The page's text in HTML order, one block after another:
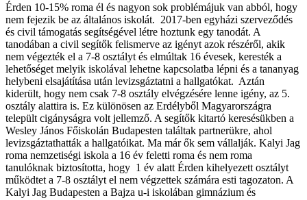
Érden 10-15% roma él és nagyon sok problémájuk van abból, hogy
nem fejezik be az általános iskolát. 2017-ben egyházi szerveződés
és civil támogatás segítségével létre hoztunk egy tanodát. A
tanodában a civil segítők felismerve az igényt azok részéről, akik
nem végezték el a 7-8 osztályt és elmúltak 16 évesek, keresték a
lehetőséget melyik iskolával lehetne kapcsolatba lépni és a tananyag
helybeni elsajátítása után levizsgáztatni a hallgatókat. Aztán
kiderült, hogy nem csak 7-8 osztály elvégzésére lenne igény, az 5.
osztály alattira is. Ez különösen az Erdélyből Magyarországra
települt cigányságra volt jellemző. A segítők kitartó keresésükben a
Wesley János Főiskolán Budapesten találtak partnerükre, ahol
levizsgáztathatták a hallgatóikat. Ma már ők sem vállalják. Kalyi Jag
roma nemzetiségi iskola a 16 év feletti roma és nem roma
tanulóknak biztosította, hogy 1 év alatt Érden kihelyezett osztályt
működtet a 7-8 osztályt el nem végzettek számára esti tagozaton. A
Kalyi Jag Budapesten a Bajza u-i iskolában gimnázium és